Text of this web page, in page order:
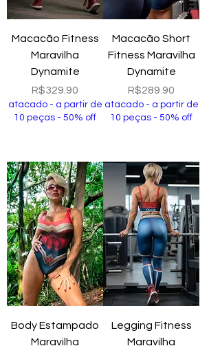
Macacão Fitness
Maravilha
Dynamite
Price
R$329.90
atacado - a partir de
10 peças - 50% off
Macacão Short
Fitness Maravilha
Dynamite
Price
R$289.90
atacado - a partir de
10 peças - 50% off
Body Estampado
Maravilha
Legging Fitness
Maravilha